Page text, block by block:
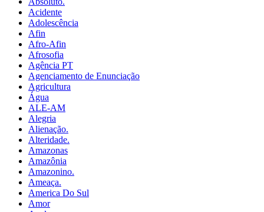
Acidente
Adolescência
Afin
Afro-Afin
Afrosofia
Agência PT
Agenciamento de Enunciação
Agricultura
Água
ALE-AM
Alegria
Alienação.
Alteridade.
Amazonas
Amazônia
Amazonino.
Ameaça.
America Do Sul
Amor